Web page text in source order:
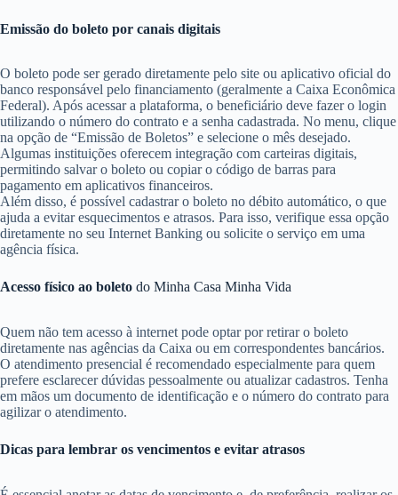
Emissão do boleto por canais digitais
O boleto pode ser gerado diretamente pelo site ou aplicativo oficial do
banco responsável pelo financiamento (geralmente a Caixa Econômica
Federal). Após acessar a plataforma, o beneficiário deve fazer o login
utilizando o número do contrato e a senha cadastrada. No menu, clique
na opção de “Emissão de Boletos” e selecione o mês desejado.
Algumas instituições oferecem integração com carteiras digitais,
permitindo salvar o boleto ou copiar o código de barras para
pagamento em aplicativos financeiros.
Além disso, é possível cadastrar o boleto no débito automático, o que
ajuda a evitar esquecimentos e atrasos. Para isso, verifique essa opção
diretamente no seu Internet Banking ou solicite o serviço em uma
agência física.
Acesso físico ao boleto do Minha Casa Minha Vida
Quem não tem acesso à internet pode optar por retirar o boleto
diretamente nas agências da Caixa ou em correspondentes bancários.
O atendimento presencial é recomendado especialmente para quem
prefere esclarecer dúvidas pessoalmente ou atualizar cadastros. Tenha
em mãos um documento de identificação e o número do contrato para
agilizar o atendimento.
Dicas para lembrar os vencimentos e evitar atrasos